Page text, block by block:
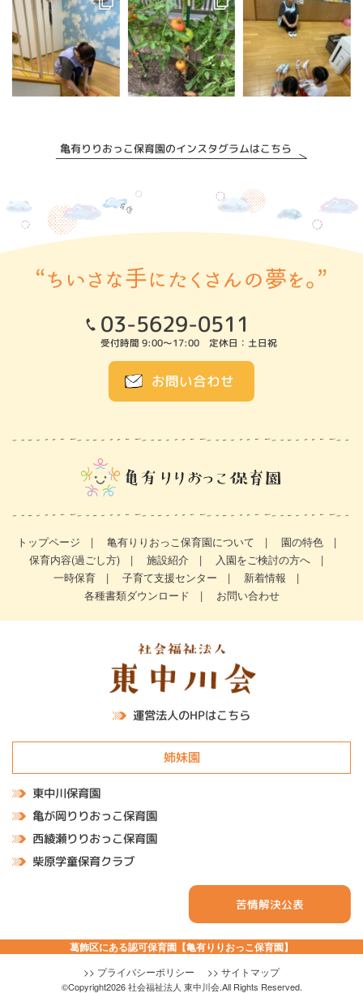
亀有りりおっこ保育園のインスタグラムはこちら
03-5629-0511
受付時間 9:00～17:00 定休日：土日祝
お問い合わせ
トップページ 亀有りりおっこ保育園について
園の特色
保育内容(過ごし方)
施設紹介
入園をご検討の方へ
一時保育
子育て支援センター
新着情報
各種書類ダウンロード
お問い合わせ
運営法人のHPはこちら
姉妹園
東中川保育園
亀が岡りりおっこ保育園
西綾瀬りりおっこ保育園
柴原学童保育クラブ
苦情解決公表
葛飾区にある認可保育園【亀有りりおっこ保育園】
>> プライバシーポリシー >> サイトマップ
©Copyright2026 社会福祉法人 東中川会.All Rights Reserved.